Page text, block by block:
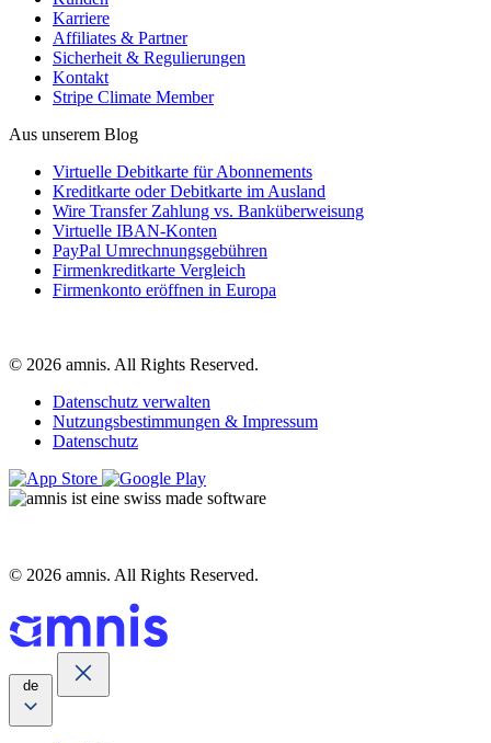
Karriere
Affiliates & Partner
Sicherheit & Regulierungen
Kontakt
Stripe Climate Member
Aus unserem Blog
Virtuelle Debitkarte für Abonnements
Kreditkarte oder Debitkarte im Ausland
Wire Transfer Zahlung vs. Banküberweisung
Virtuelle IBAN-Konten
PayPal Umrechnungsgebühren
Firmenkreditkarte Vergleich
Firmenkonto eröffnen in Europa
© 2026 amnis. All Rights Reserved.
Datenschutz verwalten
Nutzungsbestimmungen & Impressum
Datenschutz
© 2026 amnis. All Rights Reserved.
de